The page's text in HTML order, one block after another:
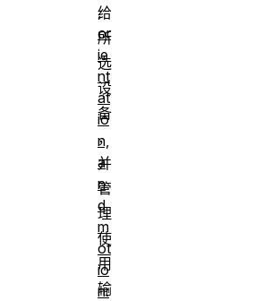
给
所
选
设
备
，
并
管
理
使
用
输
,
or
ie
nt
at
io
n,
a
n
d
m
ot
io
n: